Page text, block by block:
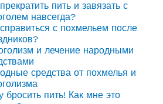
пить и завязать с
навсегда?
с похмельем после
и лечение народными
средства от похмелья и
бросить пить! Как мне это